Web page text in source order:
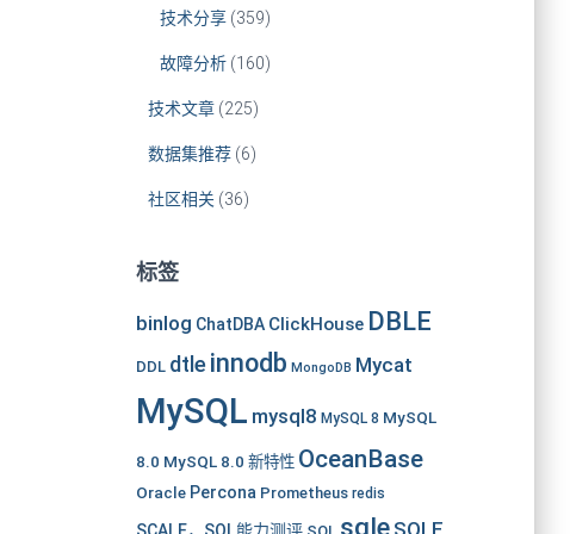
技术分享(359)
故障分析(160)
技术文章(225)
数据集推荐(6)
社区相关 (36)
标签
binlog ChatDBA ClickHouse DBLE
DDL dtle innodb MongoDB Mycat
MySQL mysql8 MySQL 8 MySQL
8.0 MySQL 8.0 新特性 OceanBase
Oracle Percona Prometheus redis
sqle SQLE